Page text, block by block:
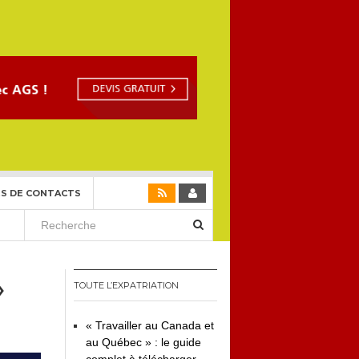
DE CONTACTS
TOUTE L’EXPATRIATION
« Travailler au Canada et
au Québec » : le guide